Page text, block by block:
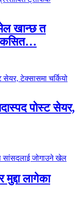
खान्छ त
पोस्ट सेयर,
मुद्दा लागेका